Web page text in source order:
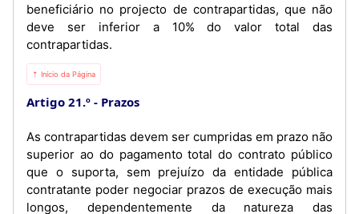
beneficiário no projecto de contrapartidas, que não
deve ser inferior a 10% do valor total das
contrapartidas.
⇡ Início da Página
Artigo 21.º Prazos
As contrapartidas devem ser cumpridas em prazo não
superior ao do pagamento total do contrato público
que o suporta, sem prejuízo da entidade pública
contratante poder negociar prazos de execução mais
longos, dependentemente da natureza das